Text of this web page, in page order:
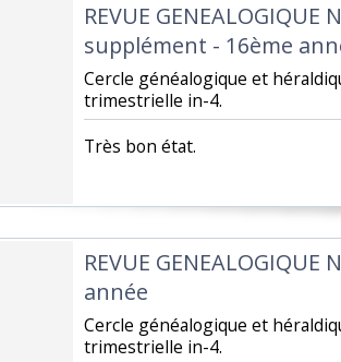
‎REVUE GENEALOGIQUE
supplément - 16ème
‎Cercle généalogique et
trimestrielle in-4.‎
‎Très bon état.‎
‎REVUE GENEALOGIQUE
année‎
‎Cercle généalogique et
trimestrielle in-4.‎